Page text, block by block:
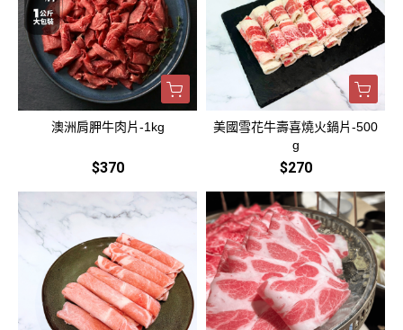
澳洲肩胛牛肉片-1kg
$370
美國雪花牛壽喜燒火鍋片-500
g
$270